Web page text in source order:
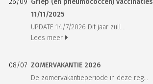
26/09 Griep (en pneumococcen) vaccinaties
11/11/2025
UPDATE 14/7/2026 Dit jaar zull...
Lees meer
08/07 ZOMERVAKANTIE 2026
De zomervakantieperiode in deze reg...